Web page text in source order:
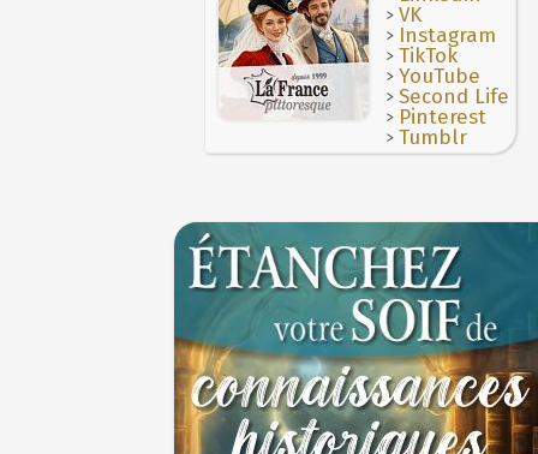
3 juillet 987 : Hugues Capet est couronné
des Francs à Noyon 3 JUILLET
>VK
> Instagram
>TikTok
>YouTube
>Second Life
> Pinterest
>Tumblr